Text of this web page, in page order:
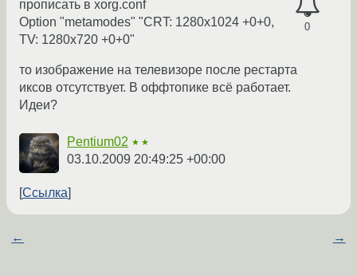
0
прописать в xorg.conf
Option "metamodes" "CRT: 1280x1024 +0+0,
TV: 1280x720 +0+0"
то изображение на телевизоре после рестарта
иксов отсутствует. В оффтопике всё работает.
Идеи?
Pentium02 ★★
03.10.2009 20:49:25 +00:00
Ссылка
← →